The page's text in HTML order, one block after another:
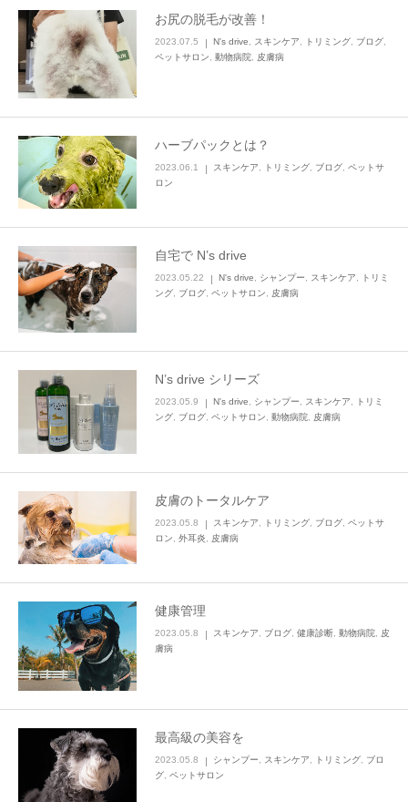
お尻の脱毛が改善！
2023.07.5 N's drive スキンケア トリミング ブログ
ペットサロン
動物病院 皮膚病
ハーブパックとは？
2023.06.1 スキンケア トリミング ブログ ペットサ
ロン
自宅で N’s drive
2023.05.22 N's drive シャンプー スキンケア
トリミ
ング
ブログ ペットサロン 皮膚病
N’s drive シリーズ
2023.05.9 N's drive, シャンプー, スキンケア,
トリミ
ング, ブログ, ペットサロン, 動物病院, 皮膚病
皮膚のトータルケア
2023.05.8 スキンケア トリミング ブログ ペットサ
ロン
外耳炎 皮膚病
健康管理
2023.05.8 スキンケア ブログ 健康診断 動物病院
皮
膚病
最高級の美容を
2023.05.8 シャンプー スキンケア トリミング
ブロ
グ ペットサロン